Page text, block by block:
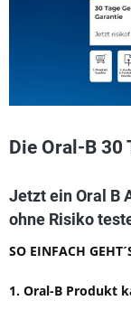
Die Oral-B 30
Jetzt ein Oral B
ohne Risiko
SO EINFACH
1. Oral-B Produkt